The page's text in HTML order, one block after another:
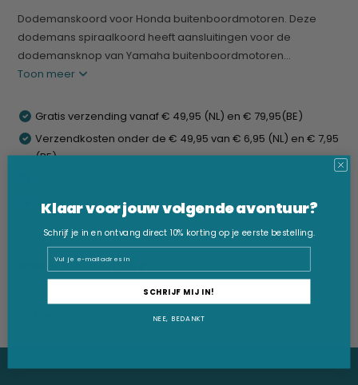
Dodemanskoord voor Honda buitenboordmotoren. Deze
dodemans spiraalkoord heeft aansluitingen voor de
dodemansknop van Yamaha buitenboordmotoren...
Toon meer
Gratis verzending vanaf € 49,95 (NL) en € 79,95(BE)
Verzendkosten onder de € 49,95 van € 6,95 (NL) en € 7,95
(BE)
Snelle levering
Productomschrijving
Klaar voor jouw volgende avontuur?
Schrijf je in en ontvang direct 10% korting op je eerste bestelling.
SCHRIJF MIJ IN!
NEE, BEDANKT